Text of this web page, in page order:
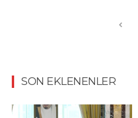
SON EKLENENLER